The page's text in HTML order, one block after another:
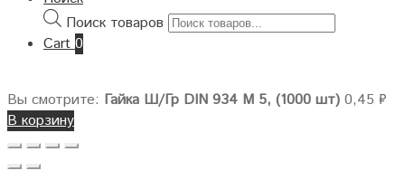
Поиск товаров
Cart0
Вы смотрите: Гайка Ш/Гр DIN 934 M 5, (1000 шт) 0,45 ₽
В корзину